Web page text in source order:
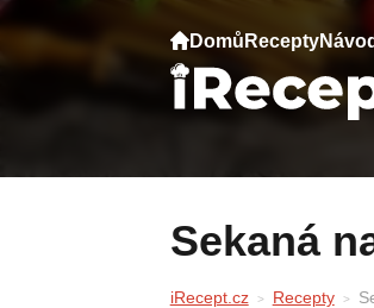
Domů Recepty
Sekaná
iRecept.cz Recepty